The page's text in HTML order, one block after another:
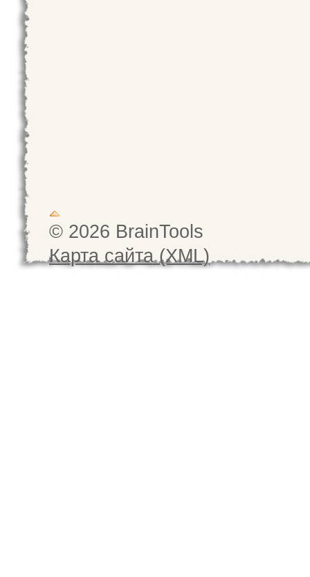
© 2026 BrainTools
Карта сайта (XML)